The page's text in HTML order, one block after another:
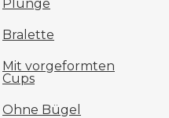
Plunge
Bralette
Mit vorgeformten
Cups
Ohne Bügel